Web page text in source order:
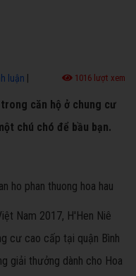
luận 1016 lượt xem
căn hộ ở chung cư
chú chó để bầu bạn.
Nam 2017, H'Hen Niê
cư cao cấp tại quận Bình
giải thưởng dành cho Hoa